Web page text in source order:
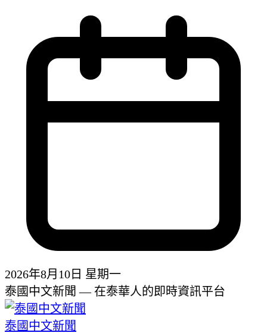
2026年8月10日 星期一
泰國中文新聞 — 在泰華人的即時資訊平台
泰國中文新聞